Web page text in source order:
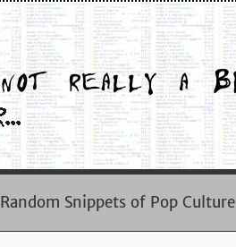
Random Snippets of Pop Culture